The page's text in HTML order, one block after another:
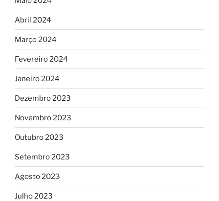
Abril 2024
Março 2024
Fevereiro 2024
Janeiro 2024
Dezembro 2023
Novembro 2023
Outubro 2023
Setembro 2023
Agosto 2023
Julho 2023